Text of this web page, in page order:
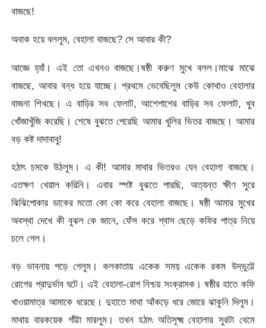
বাজছে!
অবাক হয়ে বললুম, বেহালা বাজছে? সে আবার কী?
আজ্ঞে হ্যাঁ। এই তো এখনও বাজছে।ষষ্ঠী করুণ মুখে বলল।মাঝে মাঝে
বাজছে, আবার বন্ধ হয়ে যাচ্ছে। প্রথমে ভেবেছিলুম কেউ কোথাও বেহালার
বাজনা শিখছে। এ বাড়ির সব ফেলাট, আশেপাশের বাড়ির সব ফেলাট, খুব
খোঁজাখুঁজি করেছি। শেষে বুঝতে পেরেছি আমার খুলির ভিতর বাজছে। আমার
বড় কষ্ট দাদাবাবু!
হঠাৎ চমকে উঠলুম। এ কী! আমার মাথার ভিতরও যেন বেহালা বাজছে।
এতক্ষণ খেয়াল করিনি। এবার স্পষ্ট বুঝতে পারছি, অত্যন্ত ক্ষীণ সুরে
ঝিঝিপোকার ডাকের মতো কো কো করে বেহালা বাজছে। ষষ্ঠী আমার মুখের
অবস্থা দেখে কী বুঝল কে জানে, ফেঁস করে শ্বাস ছেড়ে কফির পাত্র নিয়ে
চলে গেল।
বড় ভাবনায় পড়ে গেলুম। কলকাতায় একেক সময় একেক রকম উদ্ভুট্টে
রোগের প্রাদুর্ভাব ঘটে। এই বেহালা-রোগ নিশ্চয় সংক্রামক। ষষ্ঠীর হাতে কফি
খাওয়ামাত্র আমাকে ধরেছে। দুহাতে মাথা আঁকড়ে ধরে জোরে ঝাকুনি দিলুম।
মাথায় বারকয়েক গাঁট্টা মারলুম। তখন হঠাৎ অতিসূক্ষ্ম বেহালার সুরটা থেমে